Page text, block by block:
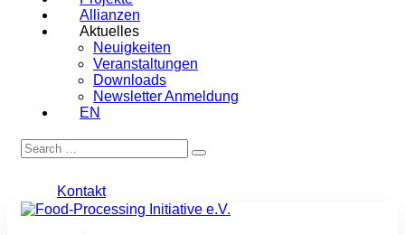
Allianzen
Aktuelles
Neuigkeiten
Veranstaltungen
Downloads
Newsletter Anmeldung
EN
Kontakt